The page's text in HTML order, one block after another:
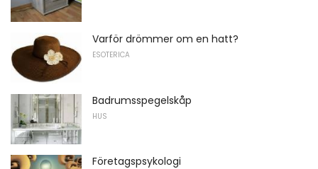
Varför drömmer om en hatt?
ESOTERICA
Badrumsspegelskåp
HUS
Företagspsykologi